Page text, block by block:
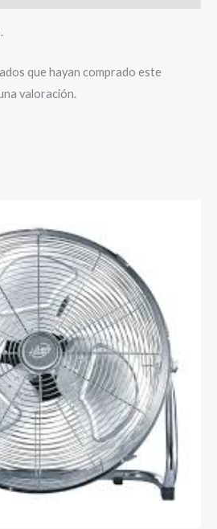
que hayan comprado este
valoración.